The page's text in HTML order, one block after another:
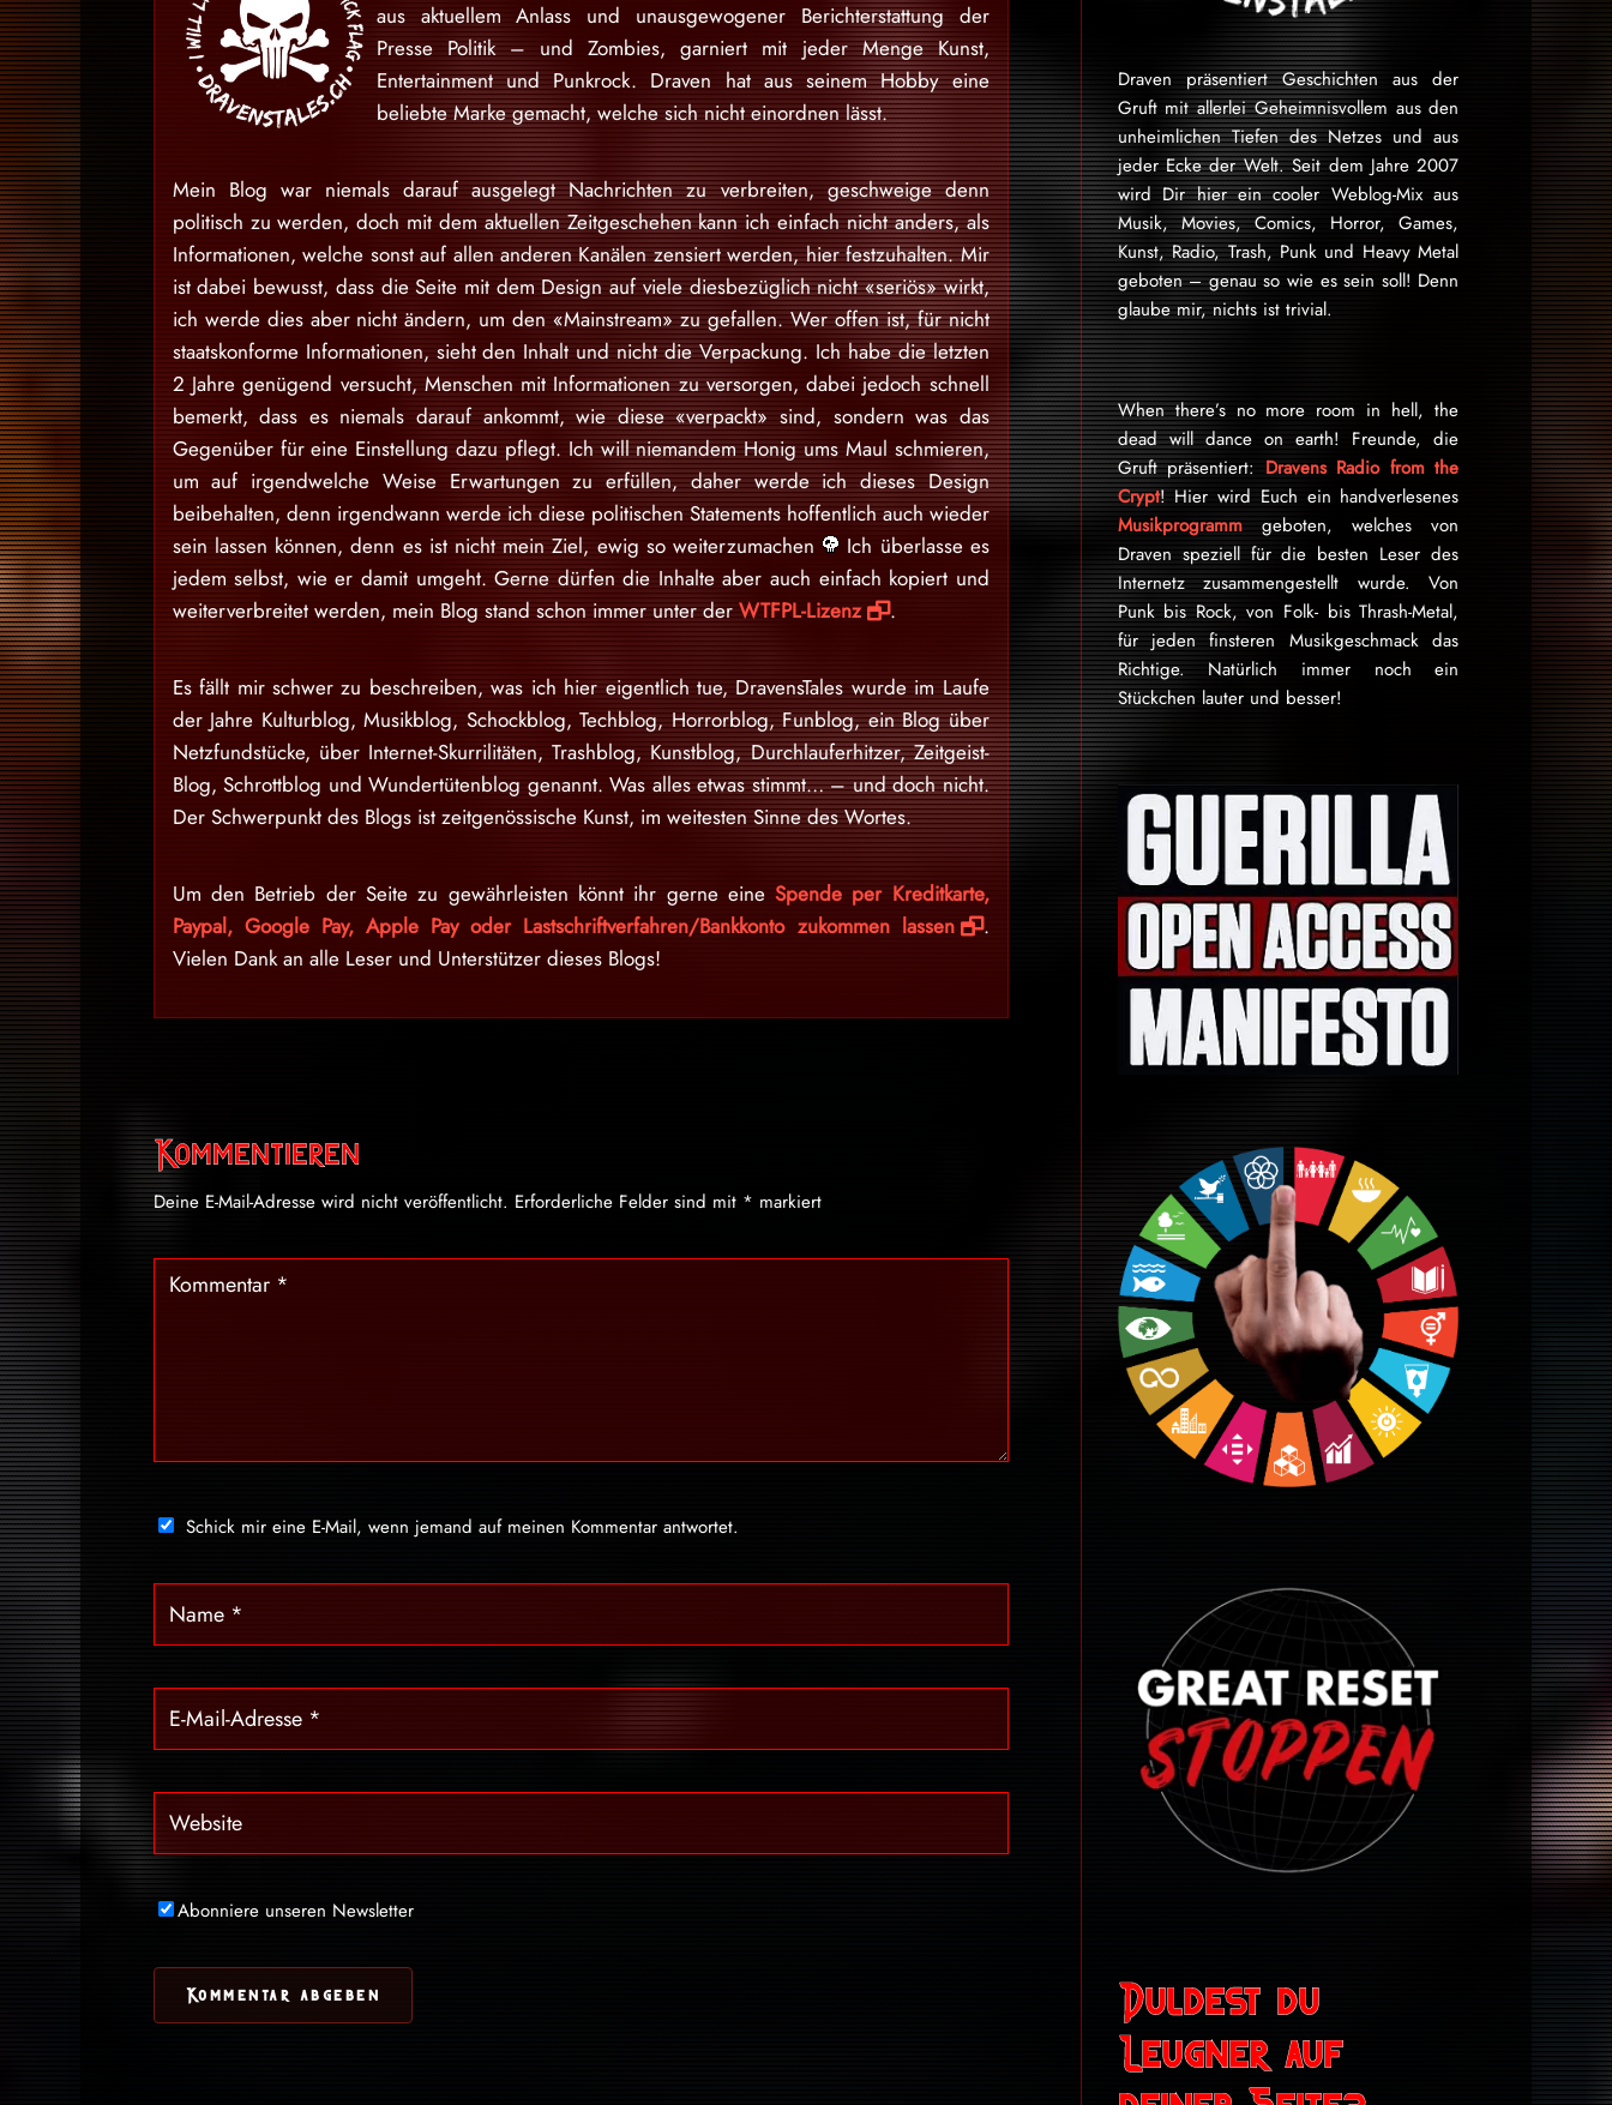
aus aktuellem Anlass und unausgewogener Berichterstattung der
Presse Politik – und Zombies, garniert mit jeder Menge Kunst,
Entertainment und Punkrock. Draven hat aus seinem Hobby eine
beliebte Marke gemacht, welche sich nicht einordnen lässt.
Mein Blog war niemals darauf ausgelegt Nachrichten zu verbreiten, geschweige denn
politisch zu werden, doch mit dem aktuellen Zeitgeschehen kann ich einfach nicht anders, als
Informationen, welche sonst auf allen anderen Kanälen zensiert werden, hier festzuhalten. Mir
ist dabei bewusst, dass die Seite mit dem Design auf viele diesbezüglich nicht «seriös» wirkt,
ich werde dies aber nicht ändern, um den «Mainstream» zu gefallen. Wer offen ist, für nicht
staatskonforme Informationen, sieht den Inhalt und nicht die Verpackung. Ich habe die letzten
2 Jahre genügend versucht, Menschen mit Informationen zu versorgen, dabei jedoch schnell
bemerkt, dass es niemals darauf ankommt, wie diese «verpackt» sind, sondern was das
Gegenüber für eine Einstellung dazu pflegt. Ich will niemandem Honig ums Maul schmieren,
um auf irgendwelche Weise Erwartungen zu erfüllen, daher werde ich dieses Design
beibehalten, denn irgendwann werde ich diese politischen Statements hoffentlich auch wieder
sein lassen können, denn es ist nicht mein Ziel, ewig so weiterzumachen
Ich überlasse es
jedem selbst, wie er damit umgeht. Gerne dürfen die Inhalte aber auch einfach kopiert und
weiterverbreitet werden, mein Blog stand schon immer unter der WTFPL-Lizenz .
Es fällt mir schwer zu beschreiben, was ich hier eigentlich tue, DravensTales wurde im Laufe
der Jahre Kulturblog, Musikblog, Schockblog, Techblog, Horrorblog, Funblog, ein Blog über
Netzfundstücke, über Internet-Skurrilitäten, Trashblog, Kunstblog, Durchlauferhitzer, Zeitgeist-
Blog, Schrottblog und Wundertütenblog genannt. Was alles etwas stimmt… – und doch nicht.
Der Schwerpunkt des Blogs ist zeitgenössische Kunst, im weitesten Sinne des Wortes.
Um den Betrieb der Seite zu gewährleisten könnt ihr gerne eineSpende per Kreditkarte,
Paypal, Google Pay, Apple Pay oder Lastschriftverfahren/Bankkonto zukommen lassen
.
Vielen Dank an alle Leser und Unterstützer dieses Blogs!
Kommentieren
Deine E-Mail-Adresse wird nicht veröffentlicht. Erforderliche Felder sind mit * markiert
Schick mir eine E-Mail, wenn jemand auf meinen Kommentar antwortet.
Abonniere unseren Newsletter
Draven präsentiert Geschichten aus der
Gruft mit allerlei Geheimnisvollem aus den
unheimlichen Tiefen des Netzes und aus
jeder Ecke der Welt. Seit dem Jahre 2007
wird Dir hier ein cooler Weblog-Mix aus
Musik, Movies, Comics, Horror, Games,
Kunst, Radio, Trash, Punk und Heavy Metal
geboten – genau so wie es sein soll! Denn
glaube mir, nichts ist trivial.
When there’s no more room in hell, the
dead will dance on earth! Freunde, die
Gruft präsentiert: Dravens Radio from the
Crypt! Hier wird Euch ein handverlesenes
Musikprogrammgeboten, welches von
Draven speziell für die besten Leser des
Internetz zu­sammen­ge­stellt wurde. Von
Punk bis Rock, von Folk- bis Thrash-Metal,
für je­den finsteren Mu­sik­ge­schmack das
Rich­tige. Natürlich immer noch ein
Stückchen lauter und besser!
Duldest du
Leugner auf